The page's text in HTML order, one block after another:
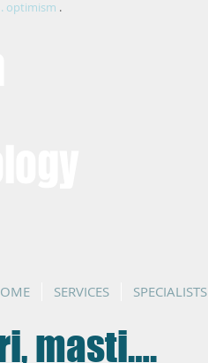
. optimism .
SERVICES SPECIALISTS
masti….